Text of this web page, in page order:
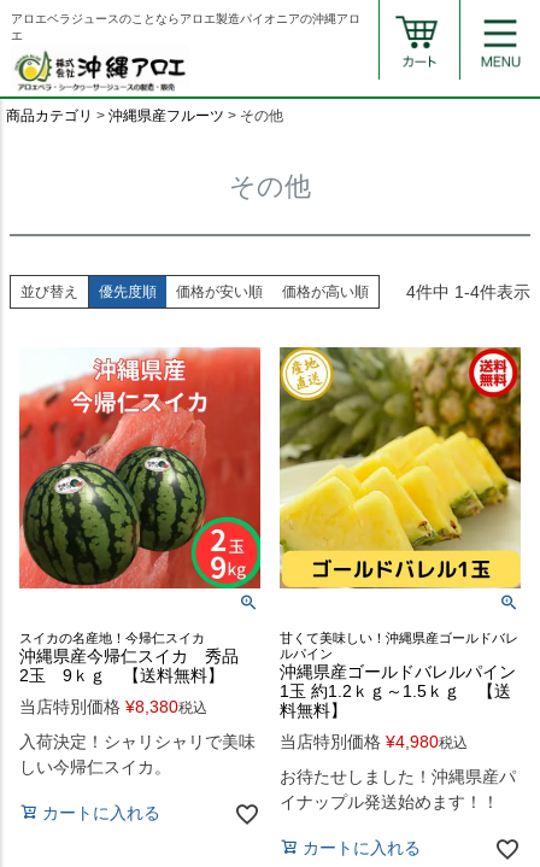
アロエベラジュースのことならアロエ製造パイオニアの沖縄アロ
エ
商品カテゴリ 沖縄県産フルーツ その他
その他
並び替え 優先度順 価格が安い順 価格が高い順 4件中 1-4件表示
スイカの名産地！今帰仁スイカ
沖縄県産今帰仁スイカ 秀品
2玉 9ｋｇ 【送料無料】
当店特別価格 ¥8,380税込
入荷決定！シャリシャリで美味
しい今帰仁スイカ。
カートに入れる
甘くて美味しい！沖縄県産ゴールドバレ
ルパイン
沖縄県産ゴールドバレルパイン
1玉 約1.2ｋｇ～1.5ｋｇ 【送
料無料】
当店特別価格 ¥4,980税込
お待たせしました！沖縄県産パ
イナップル発送始めます！！
カートに入れる